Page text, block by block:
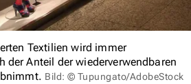
Textilien wird immer
der Anteil der wiederverwendbaren
Bild: © Tupungato/AdobeStock